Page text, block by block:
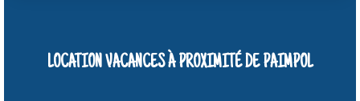
LOCATION VACANCES À PROXIMITÉ DE PAIMPOL